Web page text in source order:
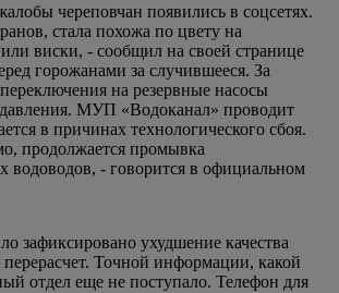
череповчан появились в соцсетях.
стала похожа по цвету на
виски, - сообщил на своей странице
горожанами за случившееся. За
на резервные насосы
МУП «Водоканал» проводит
в причинах технологического сбоя.
продолжается промывка
водоводов, - говорится в официальном
зафиксировано ухудшение качества
перерасчет. Точной информации, какой
отдел еще не поступало. Телефон для